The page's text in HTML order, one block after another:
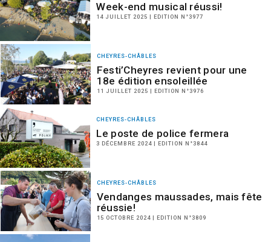
Week-end musical réussi!
14 JUILLET 2025 | EDITION N°3977
CHEYRES-CHÂBLES
Festi’Cheyres revient pour une
18e édition ensoleillée
11 JUILLET 2025 | EDITION N°3976
CHEYRES-CHÂBLES
Le poste de police fermera
3 DÉCEMBRE 2024 | EDITION N°3844
CHEYRES-CHÂBLES
Vendanges maussades, mais fête
réussie!
15 OCTOBRE 2024 | EDITION N°3809